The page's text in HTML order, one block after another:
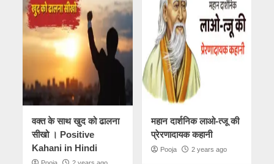
वक्त के साथ खुद को ढालना
सीखो । Positive
Kahani in Hindi
महान दार्शनिक लाओ-त्जू की
प्रेरणादायक कहानी
Pooja 2 years ago